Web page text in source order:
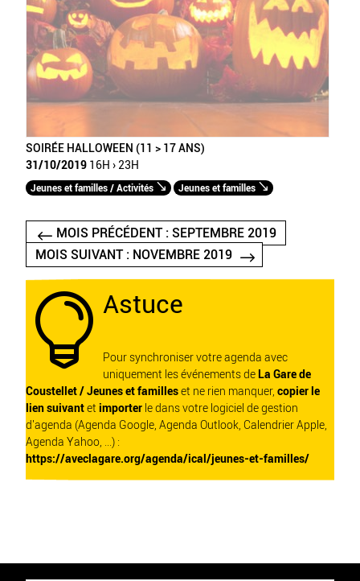
SOIRÉE HALLOWEEN (11 > 17 ANS)
31/10/2019 16H › 23H
Jeunes et familles / Activités Jeunes et familles
MOIS PRÉCÉDENT : SEPTEMBRE 2019
MOIS SUIVANT : NOVEMBRE 2019
 Astuce
Pour synchroniser votre agenda avec
uniquement les événements de La Gare de
Coustellet / Jeunes et familleset ne rien manquer, copier le
lien suivantet importer le dans votre logiciel de gestion
d'agenda (Agenda Google, Agenda Outlook, Calendrier Apple,
Agenda Yahoo, ...) :
https://aveclagare.org/agenda/ical/jeunes-et-familles/